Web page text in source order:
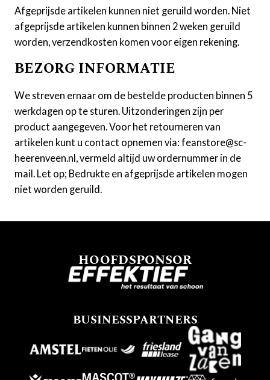
Afgeprijsde artikelen kunnen niet geruild worden. Niet
afgeprijsde artikelen kunnen binnen 2 weken geruild
worden, verzendkosten komen voor eigen rekening.
BEZORG INFORMATIE
We streven ernaar om de bestelde producten binnen 5
werkdagen op te sturen. Uitzonderingen zijn per
product aangegeven. Voor het retourneren van
artikelen kunt u contact opnemen via: feanstore@sc-
heerenveen.nl, vermeld altijd uw ordernummer in de
mail. Let op; Bedrukte en afgeprijsde artikelen mogen
niet worden geruild.
HOOFDSPONSOR
BUSINESSPARTNERS